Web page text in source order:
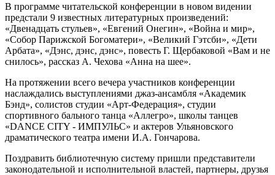
В программе читательской конференции в новом видении
предстали 9 известных литературных произведений:
«Двенадцать стульев», «Евгений Онегин», «Война и мир»,
«Собор Парижской Богоматери», «Великий Гэтсби», «Дети
Арбата», «Дэнс, дэнс, дэнс», повесть Г. Щербаковой «Вам и не
снилось», рассказ А. Чехова «Анна на шее».
На протяжении всего вечера участников конференции
наслаждались выступлениями джаз-ансамбля «Академик
Бэнд», солистов студии «Арт-Федерация», студии
спортивного бального танца «Аллегро», школы танцев
«DANCE CITY - ИМПУЛЬС» и актеров Ульяновского
драматического театра имени И.А. Гончарова.
Поздравить библиотечную систему пришли представители
законодательной и исполнительной властей, партнеры, друзья